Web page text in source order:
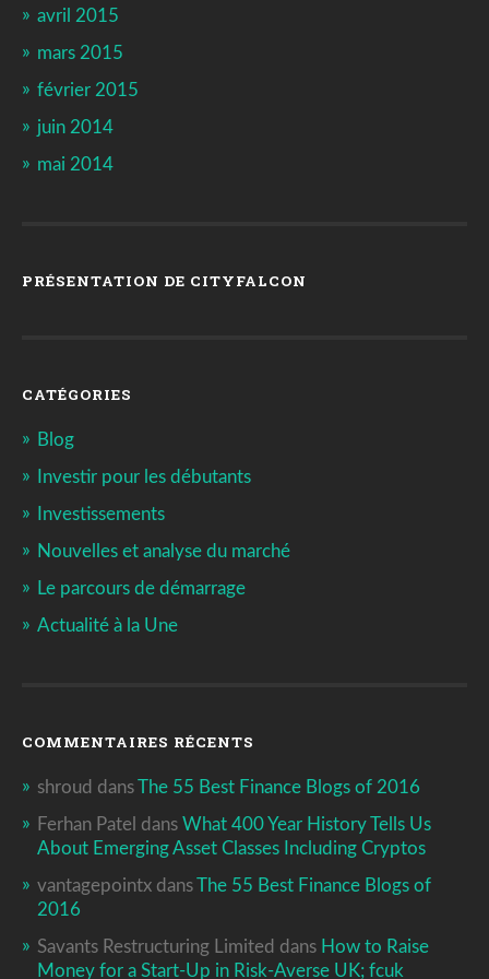
avril 2015
mars 2015
février 2015
juin 2014
mai 2014
PRÉSENTATION DE CITYFALCON
CATÉGORIES
Blog
Investir pour les débutants
Investissements
Nouvelles et analyse du marché
Le parcours de démarrage
Actualité à la Une
COMMENTAIRES RÉCENTS
shroud dansThe 55 Best Finance Blogs of 2016
Ferhan Patel dans What 400 Year History Tells Us
About Emerging Asset Classes Including Cryptos
vantagepointx dansThe 55 Best Finance Blogs of
2016
Savants Restructuring Limited dans How to Raise
Money for a Start-Up in Risk-Averse UK; fcuk